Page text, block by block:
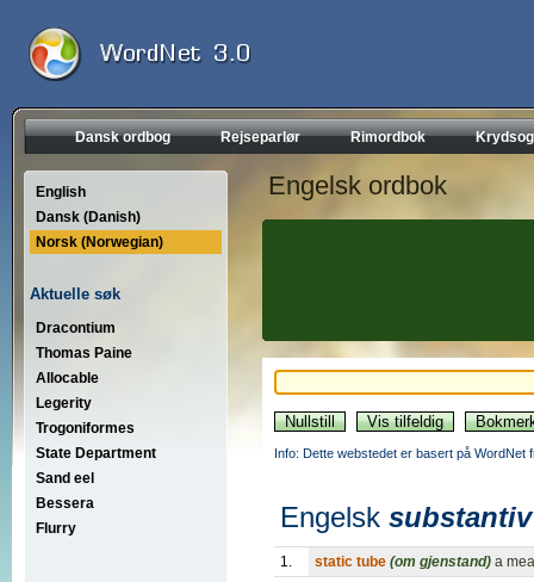
Dansk ordbog Rejseparlør Rimordbok
English
Dansk (Danish)
Norsk (Norwegian)
Aktuelle søk
Dracontium
Thomas Paine
Allocable
Legerity
Trogoniformes
State Department
Sand eel
Bessera
Flurry
Engelsk ordbok
Info: Dette webstedet er basert på WordNet
Engelsk substantiv
1. static tube (om gjenstand) a